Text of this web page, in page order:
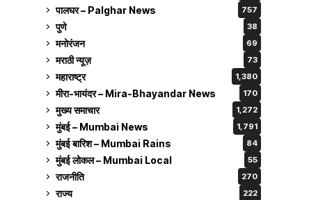
पालघर – Palghar News 757
पुणे 38
मनोरंजन 69
मराठी न्यूज़ 73
महाराष्ट्र 1,380
मीरा-भायंदर – Mira-Bhayandar News 170
मुख्य समाचार 1,272
मुंबई – Mumbai News 1,791
मुंबई बारिश – Mumbai Rains 84
मुंबई लोकल – Mumbai Local 55
राजनीति 270
राज्य 222